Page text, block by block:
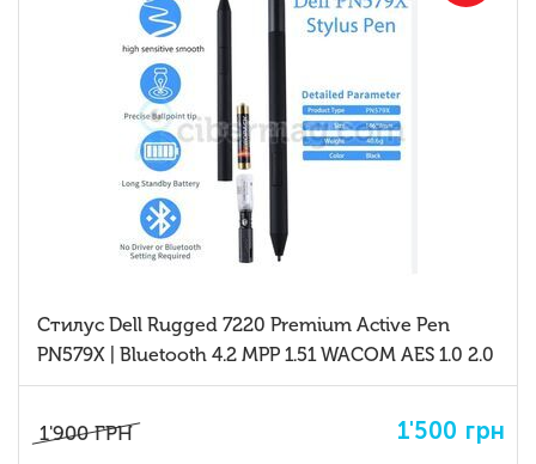
Стилус Dell Rugged 7220 Premium Active Pen
PN579X | Bluetooth 4.2 MPP 1.51 WACOM AES 1.0 2.0
1'900 ГРН 1'500 грн